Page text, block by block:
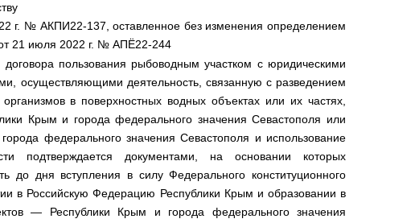
г. № АКПИ22-137, оставленное без изменения определением
21 июля 2022 г. № АПЁ22-244
пользования рыбоводным участком с юридическими
осуществляющими деятельность, связанную с разведением
в поверхностных водных объектах или их частях,
Крым и города федерального значения Севастополя или
федерального значения Севастополя и использование
подтверждается документами, на основании которых
до дня вступления в силу Федерального конституционного
в Российскую Федерацию Республики Крым и образовании в
— Республики Крым и города федерального значения